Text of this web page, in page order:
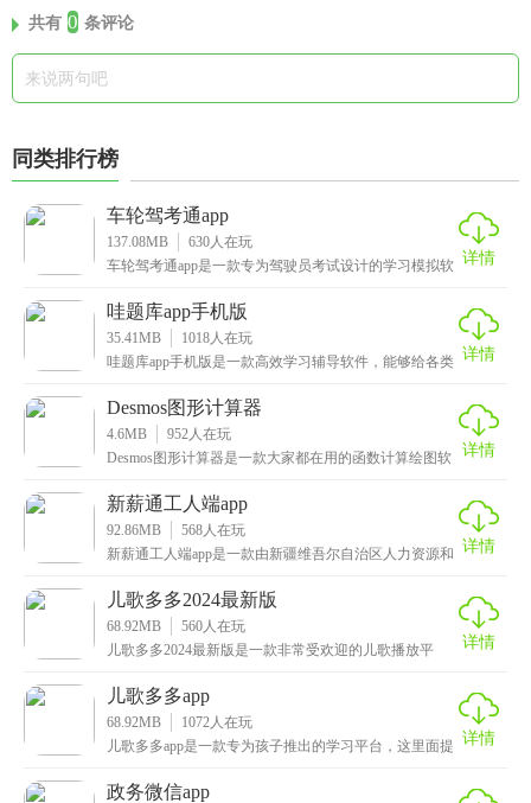
共有 0 条评论
同类排行榜
车轮驾考通app
137.08MB 630 人在玩
车轮驾考通app是一款专为驾驶员考试设计的学习模拟软 详情
哇题库app手机版
35.41MB 1018 人在玩
哇题库app手机版是一款高效学习辅导软件，能够给各类 详情
Desmos图形计算器
4.6MB 952 人在玩
Desmos图形计算器是一款大家都在用的函数计算绘图软
详情
新薪通工人端app
92.86MB 568 人在玩
新薪通工人端app是一款由新疆维吾尔自治区人力资源和 详情
儿歌多多2024最新版
68.92MB 560 人在玩
儿歌多多2024最新版是一款非常受欢迎的儿歌播放平
本，
详情
儿歌多多app
68.92MB 1072 人在玩
儿歌多多app是一款专为孩子推出的学习平台，这里面提 详情
政务微信app